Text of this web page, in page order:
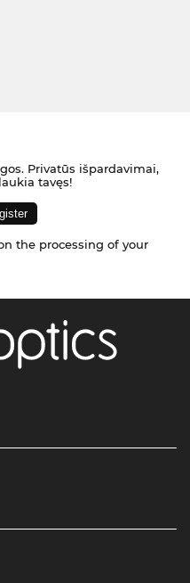
Privatūs išpardavimai,
tavęs!
the processing of your